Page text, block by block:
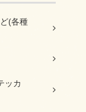
(各種
ッカ